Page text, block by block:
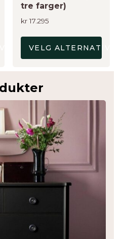
tre farger)
kr17.295
VELG ALTERNATIV